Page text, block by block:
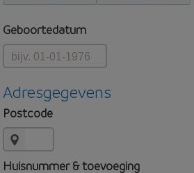
Geboortedatum
Adresgegevens
Postcode
Huisnummer & toevoeging